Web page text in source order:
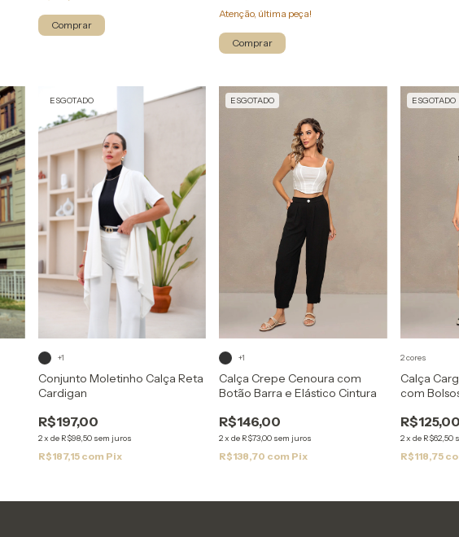
Comprar
Atenção, última peça!
Comprar
ESGOTADO
Conjunto Moletinho Calça Reta
Cardigan
R$197,00
2x de R$98,50 sem juros
R$187,15 com Pix
+1
ESGOTADO
Calça Crepe Cenoura com
Botão Barra e Elástico Cintura
R$146,00
2xde R$73,00 sem juros
R$138,70 com Pix
+1
ESGOTADO
Calça
com
R$125,00
2x de R$62,50
R$118,75
2 cores